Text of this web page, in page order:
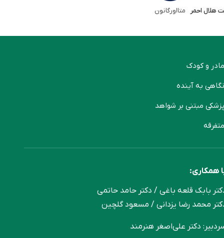
هلال احمر متااورگانون
و کودک
به آینده
مبتنی بر شواهد
همکاری:
بابک قلعه‌ باغی / دکتر حامد حاتمی
محمد رضا یزدانی / مسعود گلچین
دکتر علی‌اصغر هنرمند